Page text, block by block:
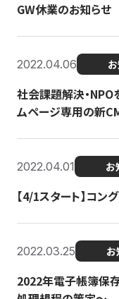
GW休業のお知らせ
2022.04.06
社会課題解決・NPO
ムページ専用の新
2022.04.01 お
【4/1スタート】コン
2022.03.25 お
2022年電子帳簿保